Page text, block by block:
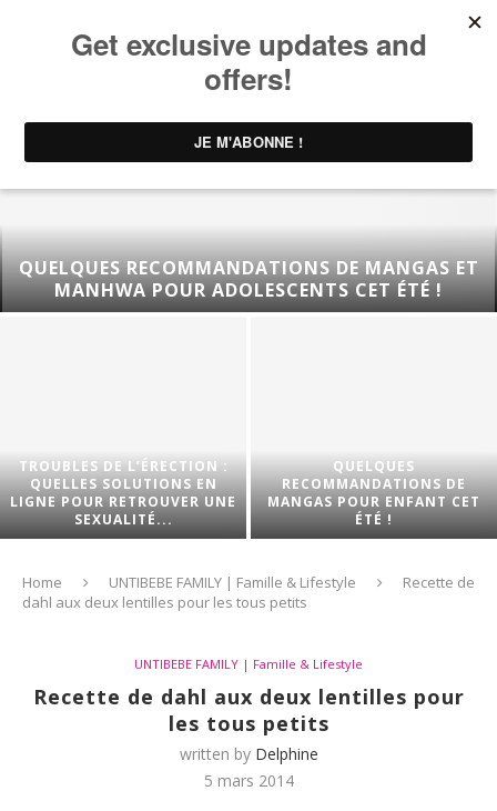
QUELQUES RECOMMANDATIONS DE MANGAS ET
MANHWA POUR ADOLESCENTS CET ÉTÉ !
TROUBLES DE L’ÉRECTION :
QUELLES SOLUTIONS EN
LIGNE POUR RETROUVER UNE
SEXUALITÉ...
QUELQUES
RECOMMANDATIONS DE
MANGAS POUR ENFANT CET
ÉTÉ !
Home UNTIBEBE FAMILY | Famille & Lifestyle
Recette de
dahl aux deux lentilles pour les tous petits
UNTIBEBE FAMILY | Famille & Lifestyle
Recette de dahl aux deux lentilles pour
les tous petits
written by Delphine
5 mars 2014